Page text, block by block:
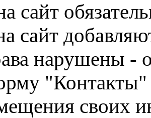
сайт
сайт
нарушены -
"Контакты"
своих